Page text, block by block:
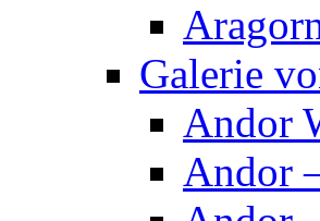
Galerie
Andor
Andor